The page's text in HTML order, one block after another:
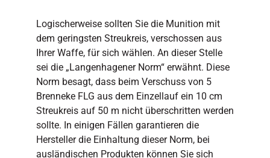
Logischerweise sollten Sie die Munition mit
dem geringsten Streukreis, verschossen aus
Ihrer Waffe, für sich wählen. An dieser Stelle
sei die „Langenhagener Norm“ erwähnt. Diese
Norm besagt, dass beim Verschuss von 5
Brenneke FLG aus dem Einzellauf ein 10 cm
Streukreis auf 50 m nicht überschritten werden
sollte. In einigen Fällen garantieren die
Hersteller die Einhaltung dieser Norm, bei
ausländischen Produkten können Sie sich